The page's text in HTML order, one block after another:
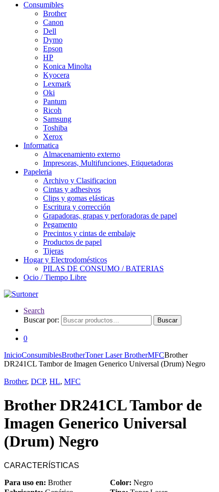
Consumibles
Brother
Canon
Dell
Dymo
Epson
HP
Konica Minolta
Kyocera
Lexmark
Oki
Pantum
Ricoh
Samsung
Toshiba
Xerox
Informatica
Almacenamiento externo
Impresoras, Multifunciones, Etiquetadoras
Papeleria
Archivo y Clasificacion
Cintas y adhesivos
Clips y gomas elásticas
Escritura y corrección
Grapadoras, grapas y perforadoras de papel
Pegamento
Precintos y cintas de embalaje
Productos de papel
Tijeras
Hogar y Electrodomésticos
PILAS DE CONSUMO / BATERIAS
Ocio / Tiempo Libre
Search
Buscar por:
Buscar
0
InicioConsumiblesBrotherToner Laser BrotherMFCBrother
DR241CL Tambor de Imagen Generico Universal (Drum) Negro
Brother, DCP, HL, MFC
Brother DR241CL Tambor de
Imagen Generico Universal
(Drum) Negro
CARACTERÍSTICAS
Para uso en: Brother Color: Negro